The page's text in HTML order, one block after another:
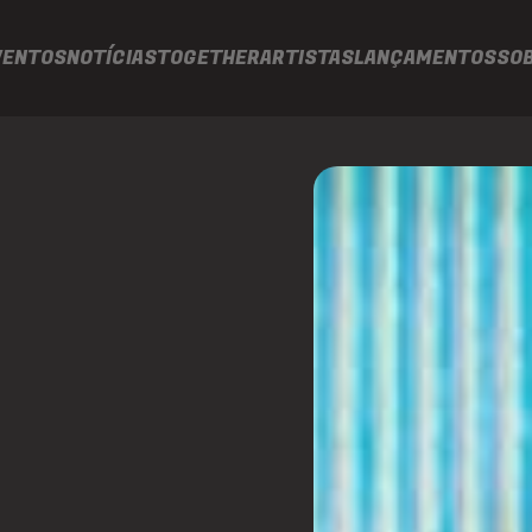
NOTÍCIASTOGETHERARTISTASLANÇAMENTOS